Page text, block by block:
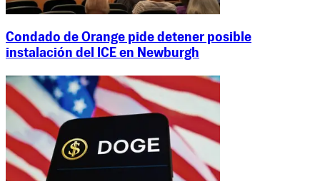
Condado de Orange pide detener posible
instalación del ICE en Newburgh